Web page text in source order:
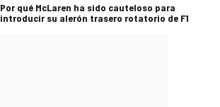
Por qué McLaren ha sido cauteloso para
introducir su alerón trasero rotatorio de F1